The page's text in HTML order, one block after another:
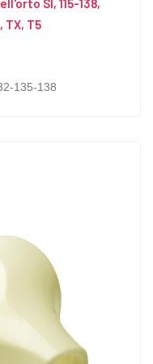
SI, 115-138,
TX, T5
135-138